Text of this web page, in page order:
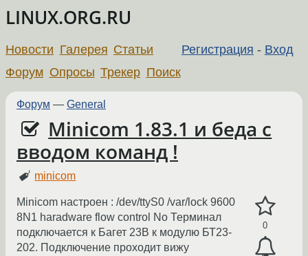
LINUX.ORG.RU
Регистрация - Вход
Новости Галерея Статьи
Форум Опросы Трекер Поиск
Форум — General
Minicom 1.83.1 и беда с
вводом команд !
minicom
0
Minicom настроен : /dev/ttyS0 /var/lock 9600
8N1 haradware flow control No Терминал
подключается к Багет 23В к модулю БТ23-
202. Подключение проходит вижу